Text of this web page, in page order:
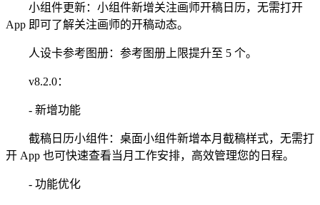
小组件更新：小组件新增关注画师开稿日历，无需打开
App 即可了解关注画师的开稿动态。
人设卡参考图册：参考图册上限提升至 5 个。
v8.2.0：
- 新增功能
截稿日历小组件：桌面小组件新增本月截稿样式，无需打
开 App 也可快速查看当月工作安排，高效管理您的日程。
- 功能优化